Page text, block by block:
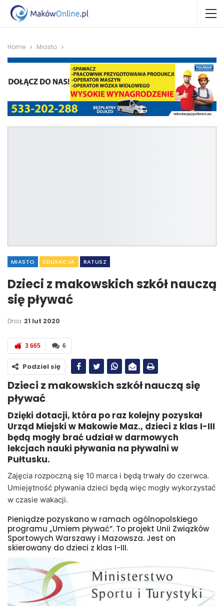
Home Miasto
MIASTO EDUKACJA RATUSZ
Dzieci z makowskich szkół nauczą
się pływać
Dnia 21 lut 2020
6
3 665
Podziel się
Dzieci z makowskich szkół nauczą się
pływać
Dzięki dotacji, która po raz kolejny pozyskał
Urząd Miejski w Makowie Maz., dzieci z klas I-III
będą mogły brać udział w darmowych
lekcjach nauki pływania na pływalni w
Pułtusku.
Zajęcia rozpoczną się 10 marca i będą trwały do czerwca.
Umiejętność pływania dzieci będą więc mogły wykorzystać
w czasie wakacji.
Pieniądze pozyskano w ramach ogólnopolskiego
programu „Umiem pływać”. To projekt Unii Związków
Sportowych Warszawy i Mazowsza. Jest on
skierowany do dzieci z klas I-III.